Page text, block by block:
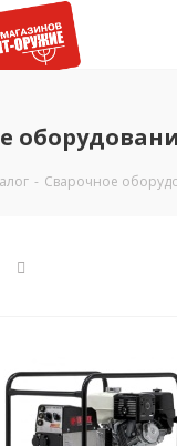
- Сварочное